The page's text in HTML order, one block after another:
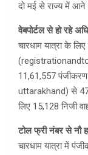
दो मई से राज्य में आने
वेबपोर्टल से हो रहे
चारधाम यात्रा के लिए
11,61,557
uttarakhand) से
लिए 15,128 निजी
टोल फ्री नंबर से नौ
चारधाम यात्रा में